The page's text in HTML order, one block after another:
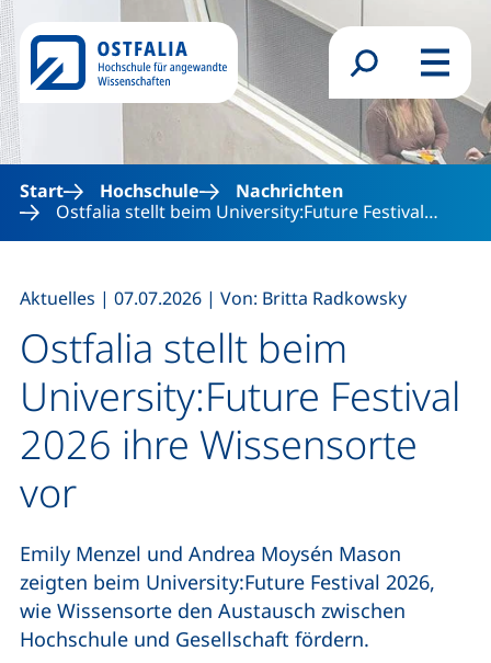
Direkt zum Inhalt
Suchformular
Menü
Start Hochschule
Nachrichten
Ostfalia stellt beim University:Future Festival…
Ostfalia stellt beim
University:Future Festival
2026 ihre Wissensorte
vor
Aktuelles | 07.07.2026 | Von: Britta Radkowsky
Emily Menzel und Andrea Moysén Mason
zeigten beim University:Future Festival 2026,
wie Wissensorte den Austausch zwischen
Hochschule und Gesellschaft fördern.